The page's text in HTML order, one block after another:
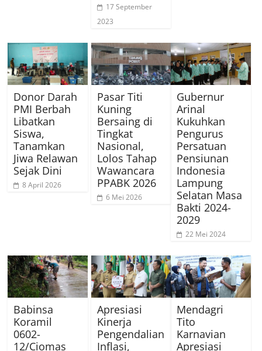
17 September
2023
Donor Darah
PMI Berbah
Libatkan
Siswa,
Tanamkan
Jiwa Relawan
Sejak Dini
8 April 2026
Pasar Titi
Kuning
Bersaing di
Tingkat
Nasional,
Lolos Tahap
Wawancara
PPABK 2026
6 Mei 2026
Gubernur
Arinal
Kukuhkan
Pengurus
Persatuan
Pensiunan
Indonesia
Lampung
Selatan Masa
Bakti 2024-
2029
22 Mei 2024
Babinsa
Koramil
0602-
12/Ciomas
Apresiasi
Kinerja
Pengendalian
Inflasi,
Mendagri
Tito
Karnavian
Apresiasi